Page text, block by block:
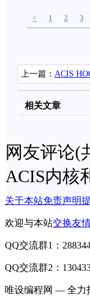
< 1 2 3
上一篇： ACIS
相关文章
网友评论(
ACIS内核
关于本站免责声明
欢迎与本站交换友
QQ交流群1：
QQ交流群2：
唯设编程网 — 全力